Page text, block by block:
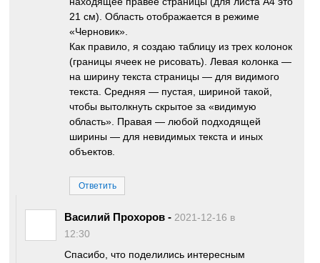
21 см). Область отображается в режиме
«Черновик».
Как правило, я создаю таблицу из трех колонок
(границы ячеек не рисовать). Левая колонка —
на ширину текста страницы — для видимого
текста. Средняя — пустая, шириной такой,
чтобы вытолкнуть скрытое за «видимую
область». Правая — любой подходящей
ширины — для невидимых текста и иных
объектов.
Ответить
Василий Прохоров - 2021-12-16 в
12:30
Спасибо, что поделились интересным